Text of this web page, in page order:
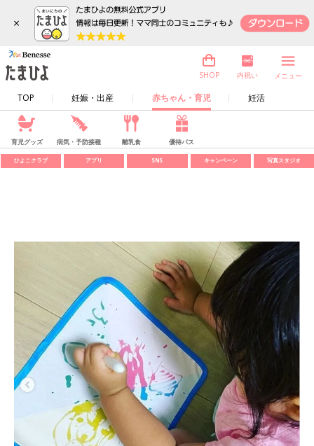
×
TOP 妊娠・出産 赤ちゃん・育児 妊活
SHOP 内祝い メニュー
育児グッズ 病気・予防接種 離乳食 優待パス
ひよこクラブ アプリ SNS キャンペーン 写真スタジオ